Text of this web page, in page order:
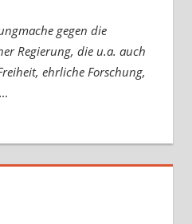
gegen die
Regierung, die u.a. auch
ehrliche Forschung,